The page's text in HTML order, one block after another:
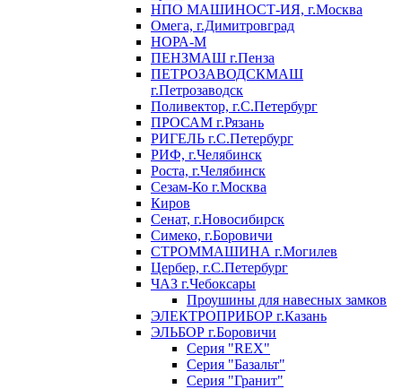
НПО МАШИНОСТ-ИЯ, г.Москва
Омега, г.Димитровград
НОРА-М
ПЕНЗМАШ г.Пенза
ПЕТРОЗАВОДСКМАШ
г.Петрозаводск
Поливектор, г.С.Петербург
ПРОСАМ г.Рязань
РИГЕЛЬ г.С.Петербург
РИФ, г.Челябинск
Роста, г.Челябинск
Сезам-Ко г.Москва
Киров
Сенат, г.Новосибирск
Симеко, г.Боровичи
СТРОММАШИНА г.Могилев
Цербер, г.С.Петербург
ЧАЗ г.Чебоксары
Проушины для навесных замков
ЭЛЕКТРОПРИБОР г.Казань
ЭЛЬБОР г.Боровичи
Серия "REX"
Серия "Базальт"
Серия "Гранит"